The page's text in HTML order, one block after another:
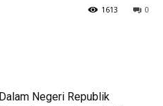
0
1613
Negeri Republik